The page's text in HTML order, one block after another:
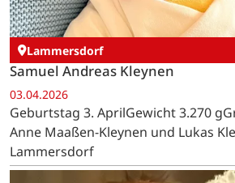
Lammersdorf
Samuel Andreas Kleynen
03.04.2026
Geburtstag 3. AprilGewicht 3.270
Anne Maaßen-Kleynen und Lukas
Lammersdorf